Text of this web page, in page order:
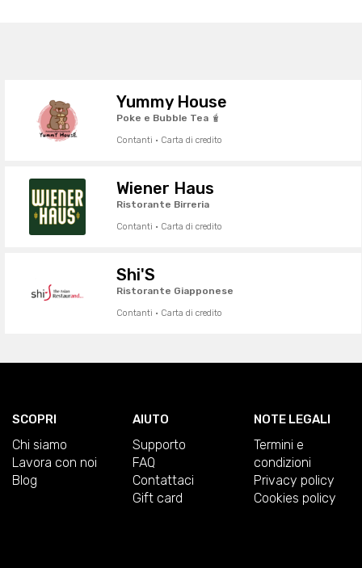
Yummy House
Poke e Bubble Tea 🧋
Contanti · Carta di credito
Wiener Haus
Ristorante Birreria
Contanti · Carta di credito
Shi'S
Ristorante Giapponese
Contanti · Carta di credito
SCOPRI
Chi siamo
Lavora con noi
Blog
AIUTO
Supporto
FAQ
Contattaci
Gift card
NOTE LEGALI
Termini e
condizioni
Privacy policy
Cookies policy